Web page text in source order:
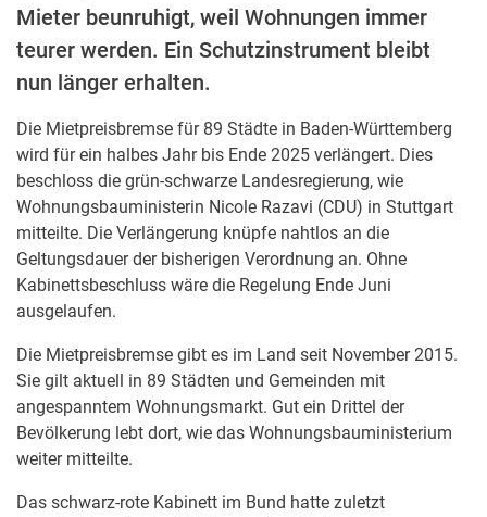
Mieter beunruhigt, weil Wohnungen immer
teurer werden. Ein Schutzinstrument bleibt
nun länger erhalten.
Die Mietpreisbremse für 89 Städte in Baden-Württemberg
wird für ein halbes Jahr bis Ende 2025 verlängert. Dies
beschloss die grün-schwarze Landesregierung, wie
Wohnungsbauministerin Nicole Razavi (CDU) in Stuttgart
mitteilte. Die Verlängerung knüpfe nahtlos an die
Geltungsdauer der bisherigen Verordnung an. Ohne
Kabinettsbeschluss wäre die Regelung Ende Juni
ausgelaufen.
Die Mietpreisbremse gibt es im Land seit November 2015.
Sie gilt aktuell in 89 Städten und Gemeinden mit
angespanntem Wohnungsmarkt. Gut ein Drittel der
Bevölkerung lebt dort, wie das Wohnungsbauministerium
weiter mitteilte.
Das schwarz-rote Kabinett im Bund hatte zuletzt